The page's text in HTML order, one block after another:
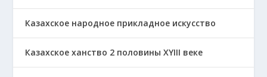
Казахское народное прикладное искусство
Казахское ханство 2 половины ХҮІІІ веке